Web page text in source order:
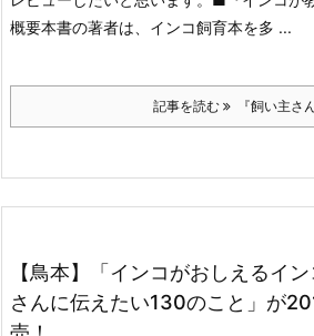
概要本書の著者は、インコ飼育本を多 ...
記事を読む 『飼い主さ
【鳥本】「インコがおしえるイ
さんに伝えたい130のこと」が